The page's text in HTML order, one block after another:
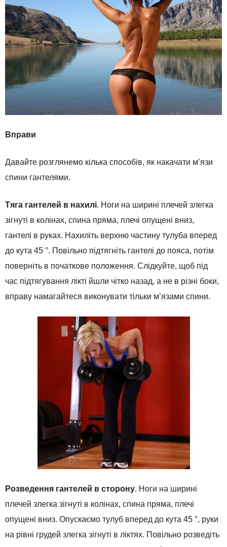
Вправи
Давайте розглянемо кілька способів, як накачати м’язи
спини гантелями.
Тяга гантелей в нахилі. Ноги на ширині плечей злегка
зігнуті в колінах, спина пряма, плечі опущені вниз,
гантелі в руках. Нахиліть верхню частину тулуба вперед
до кута 45 °. Повільно підтягніть гантелі до пояса, потім
поверніть в початкове положення. Слідкуйте, щоб під
час підтягування лікті йшли чітко назад, а не в різні боки,
вправу намагайтеся виконувати тільки м’язами спини.
Розведення гантелей в сторону. Ноги на ширині
плечей злегка зігнуті в колінах, спина пряма, плечі
опущені вниз. Опускаємо тулуб вперед до кута 45 °, руки
на рівні грудей злегка зігнуті в ліктях. Повільно розведіть